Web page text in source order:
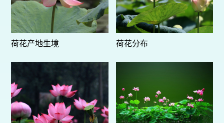
荷花产地生境 荷花分布